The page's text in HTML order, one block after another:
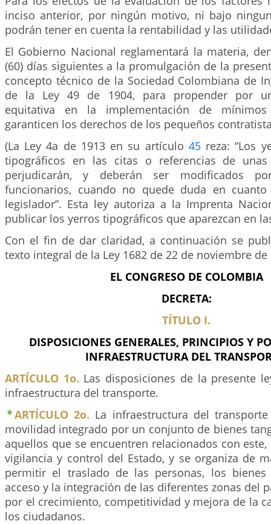
inciso anterior, por ningún motivo, ni bajo
podrán tener en cuenta la rentabilidad y las
El Gobierno Nacional reglamentará la materia,
(60) días siguientes a la promulgación de la
concepto técnico de la Sociedad Colombiana de
de la Ley 49 de 1904, para propender por
equitativa en la implementación de
garanticen los derechos de los pequeños
(La Ley 4a de 1913 en su artículo 45reza: “Los
tipográficos en las citas o referencias de
perjudicarán, y deberán ser modificados
funcionarios, cuando no quede duda en
legislador”. Esta ley autoriza a la Imprenta
publicar los yerros tipográficos que aparezcan en
Con el fin de dar claridad, a continuación se
texto integral de la Ley 1682 de 22 de noviembre de
EL CONGRESO DE COLOMBIA
DECRETA:
TÍTULO I.
DISPOSICIONES GENERALES, PRINCIPIOS Y
INFRAESTRUCTURA DEL
ARTÍCULO 1o. Las disposiciones de la presente
infraestructura del transporte.
ARTÍCULO 2o. La infraestructura del
movilidad integrado por un conjunto de bienes
aquellos que se encuentren relacionados con
vigilancia y control del Estado, y se organiza de
permitir el traslado de las personas, los
acceso y la integración de las diferentes zonas del
por el crecimiento, competitividad y mejora de la
los ciudadanos.